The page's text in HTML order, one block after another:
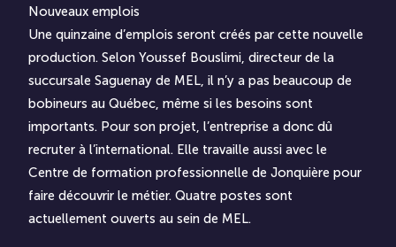
Nouveaux emplois
Une quinzaine d’emplois seront créés par cette nouvelle
production. Selon Youssef Bouslimi, directeur de la
succursale Saguenay de MEL, il n’y a pas beaucoup de
bobineurs au Québec, même si les besoins sont
importants. Pour son projet, l’entreprise a donc dû
recruter à l’international. Elle travaille aussi avec le
Centre de formation professionnelle de Jonquière pour
faire découvrir le métier. Quatre postes sont
actuellement ouverts au sein de MEL.